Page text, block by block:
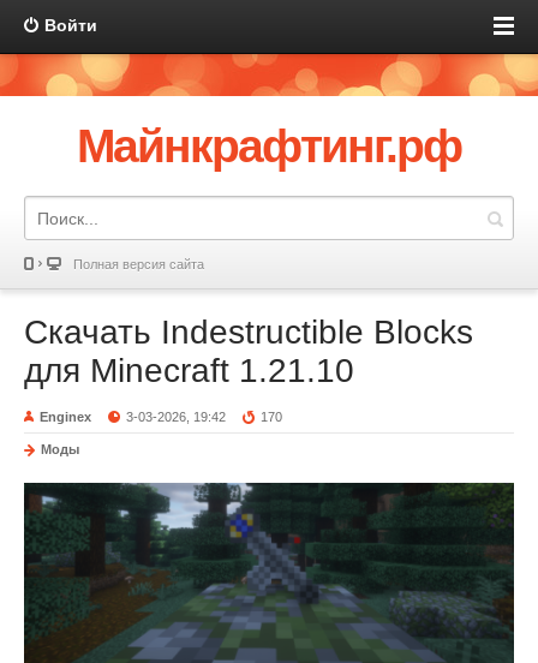
Войти
Майнкрафтинг.рф
Полная версия сайта
Скачать Indestructible Blocks
для Minecraft 1.21.10
Enginex 3-03-2026, 19:42 170
Моды